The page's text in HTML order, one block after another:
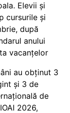
Elevii și
cursurile și
după
anului
vacanțelor
au obținut 3
și 3 de
de
2026,